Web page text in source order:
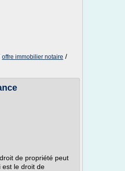
offre immobilier notaire /
de propriété peut
est le droit de